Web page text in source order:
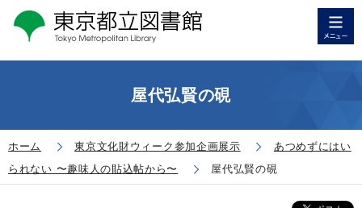
屋代弘賢の硯
ホーム 東京文化財ウィーク参加企画展示
あつめずにはい
られない 〜趣味人の貼込帖から〜
屋代弘賢の硯